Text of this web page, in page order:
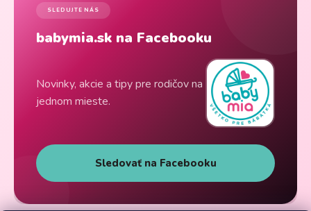
SLEDUJTE NÁS
babymia.sk na Facebooku
Novinky, akcie a tipy pre rodičov na
jednom mieste.
Sledovať na Facebooku